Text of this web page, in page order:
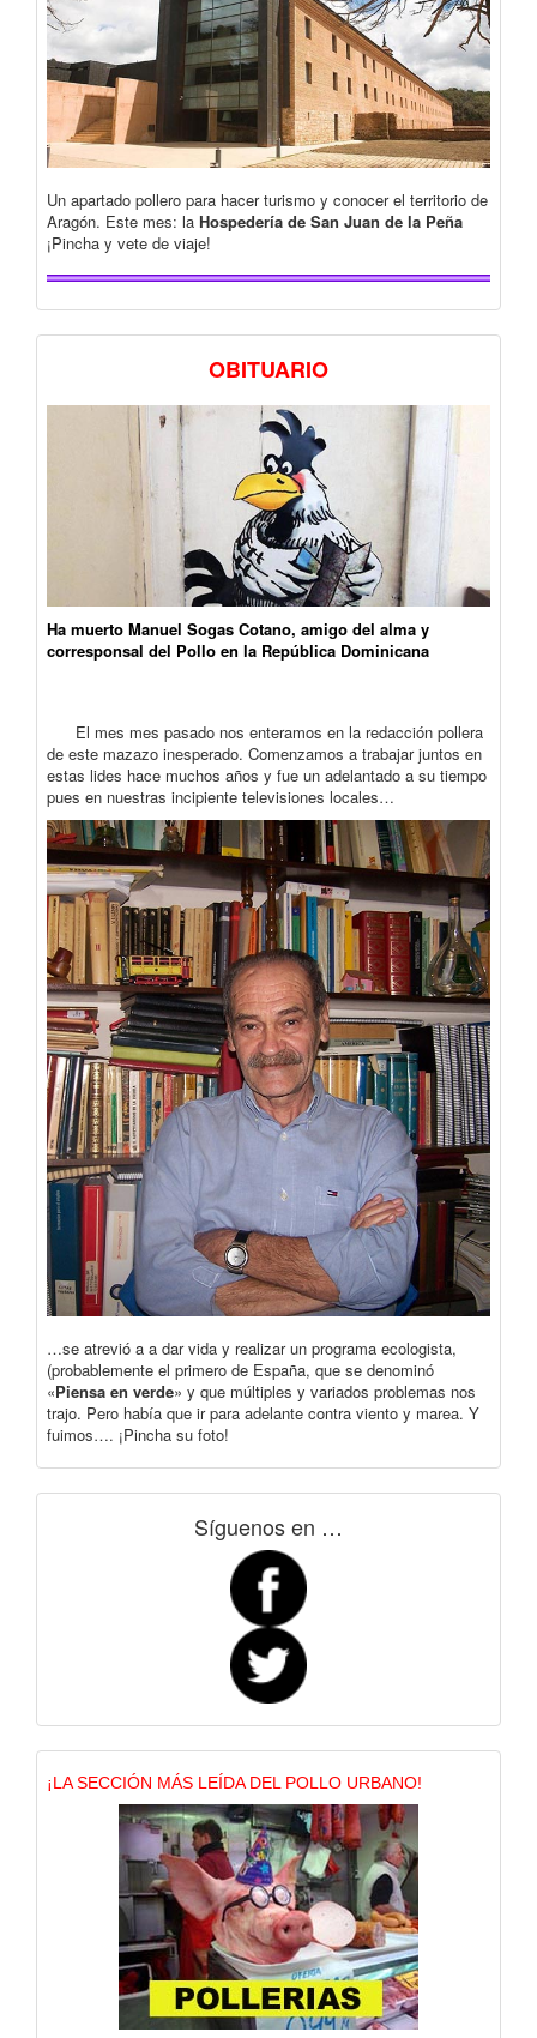
Un apartado pollero para hacer turismo y conocer el territorio de
Aragón. Este mes: la Hospedería de San Juan de la Peña
¡Pincha y vete de viaje!
OBITUARIO
Ha muerto Manuel Sogas Cotano, amigo del alma y
corresponsal del Pollo en la República Dominicana
El mes mes pasado nos enteramos en la redacción pollera
de este mazazo inesperado. Comenzamos a trabajar juntos en
estas lides hace muchos años y fue un adelantado a su tiempo
pues en nuestras incipiente televisiones locales…
…se atrevió a a dar vida y realizar un programa ecologista,
(probablemente el primero de España, que se denominó
«Piensa en verde» y que múltiples y variados problemas nos
trajo. Pero había que ir para adelante contra viento y marea. Y
fuimos…. ¡Pincha su foto!
Síguenos en …
¡LA SECCIÓN MÁS LEÍDA DEL POLLO URBANO!